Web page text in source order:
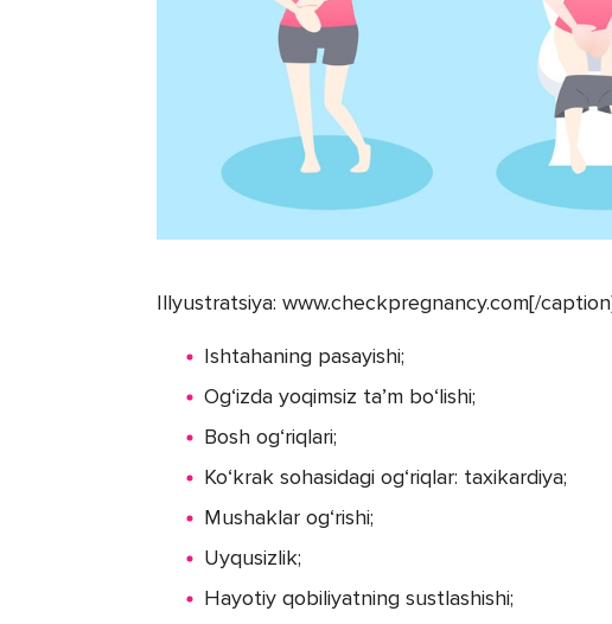
Illyustratsiya: www.checkpregnancy.com[/
Ishtahaning pasayishi;
Og‘izda yoqimsiz ta’m bo‘lishi;
Bosh og‘riqlari;
Ko‘krak sohasidagi og‘riqlar: taxikardiya;
Mushaklar og‘rishi;
Uyqusizlik;
Hayotiy qobiliyatning sustlashishi;